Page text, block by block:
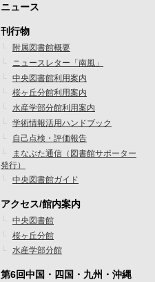
フ
ッ
タ
ー
メ
ニ
ュ
ー
2
ニュース
刊行物
附属図書館概要
ニュースレター「南風」
中央図書館利用案内
桜ヶ丘分館利用案内
水産学部分館利用案内
学術情報活用ハンドブック
自己点検・評価報告
まなぶた通信（図書館サポーター
発行）
中央図書館ガイド
フ
ッ
タ
アクセス/館内案内
中央図書館
桜ヶ丘分館
水産学部分館
第6回中国・四国・九州・沖縄